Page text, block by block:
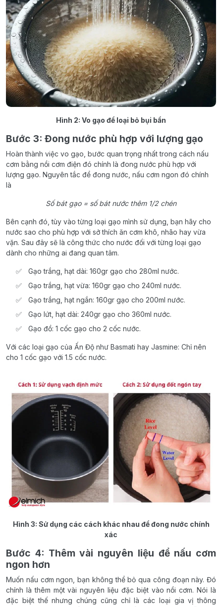
Hình 2: Vo gạo để loại bỏ bụi bẩn
Bước 3: Đong nước phù hợp với lượng gạo
Hoàn thành việc vo gạo, bước quan trọng nhất trong cách nấu
cơm bằng nồi cơm điện đó chính là đong nước phù hợp với
lượng gạo. Nguyên tắc để đong nước, nấu cơm ngon đó chính
là
Số bát gạo = số bát nước thêm 1/2 chén
Bên cạnh đó, tùy vào từng loại gạo mình sử dụng, bạn hãy cho
nước sao cho phù hợp với sở thích ăn cơm khô, nhão hay vừa
vặn. Sau đây sẽ là công thức cho nước đối với từng loại gạo
dành cho những ai đang quan tâm.
Gạo trắng, hạt dài: 160gr gạo cho 280ml nước.
Gạo trắng, hạt vừa: 160gr gạo cho 240ml nước.
Gạo trắng, hạt ngắn: 160gr gạo cho 200ml nước.
Gạo lứt, hạt dài: 240gr gạo cho 360ml nước.
Gạo đồ: 1 cốc gạo cho 2 cốc nước.
Với các loại gạo của Ấn Độ như Basmati hay Jasmine: Chỉ nên
cho 1 cốc gạo với 1.5 cốc nước.
Hình 3: Sử dụng các cách khác nhau để đong nước chính
xác
Bước 4: Thêm vài nguyên liệu để nấu cơm
ngon hơn
Muốn nấu cơm ngon, bạn không thể bỏ qua công đoạn này. Đó
chính là thêm một vài nguyên liệu đặc biệt vào nồi cơm. Nói là
đặc biệt thế nhưng chúng cũng chỉ là các loại gia vị thông